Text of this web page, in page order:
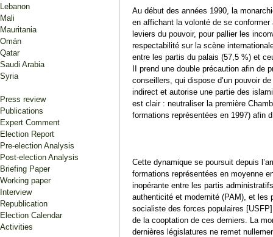
Au début des années 1990, la
en affichant la volonté de se
leviers du pouvoir, pour pallier les
respectabilité sur la scène
entre les partis du palais (57,5 %) et
II prend une double précaution afin
conseillers, qui dispose d’un pouvoir
indirect et autorise une partie des
est clair : neutraliser la première
formations représentées en 1997) afin
Cette dynamique se poursuit depuis
formations représentées en moyenne
inopérante entre les partis
authenticité et modernité (PAM), et les
socialiste des forces populaires
de la cooptation de ces derniers. La
dernières législatures ne remet
Lebanon
Mali
Mauritania
Omán
Qatar
Saudi Arabia
Syria
Press review
Publications
Expert Comment
Election Report
Pre-election Analysis
Post-election Analysis
Briefing Paper
Working paper
Interview
Republication
Election Calendar
Activities